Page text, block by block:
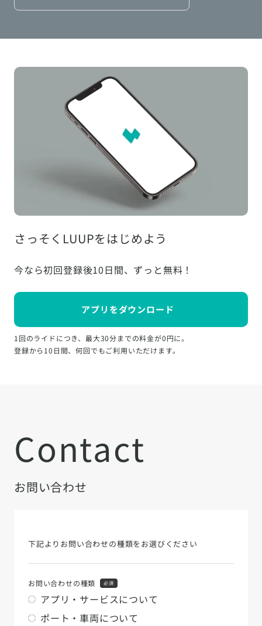
さっそくLUUPをはじめよう
今なら初回登録後10日間、ずっと無料！
アプリをダウンロード
1回のライドにつき、最大30分までの料金が0円に。
登録から10日間、何回でもご利用いただけます。
Contact
お問い合わせ
下記よりお問い合わせの種類をお選びください
お問い合わせの種類 必須
アプリ・サービスについて
ポート・車両について